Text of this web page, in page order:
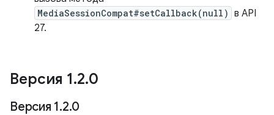
MediaSessionCompat#setCallback(null) в API
27.
Версия 1.2.0
Версия 1.2.0